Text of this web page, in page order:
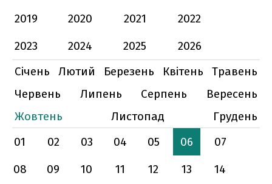
2019
2020 2021
2022
2023
2024 2025
2026
Січень
Лютий Березень Квітень
Травень
Червень
Липень Серпень
Вересень
Жовтень
Листопад
Грудень
01
02 03 04 05 06
07
08
09 10 11 12 13
14